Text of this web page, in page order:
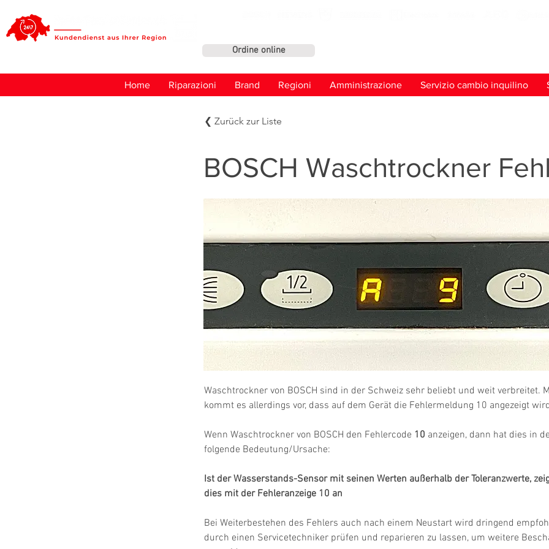
Ordine online
Home Riparazioni Brand Regioni Amministrazione Servizio cambio inquilino
❮ Zurück zur Liste
BOSCH Waschtrockner
Waschtrockner von BOSCH sind in der Schweiz sehr beliebt und weit verbreitet.
kommt es allerdings vor, dass auf dem Gerät die Fehlermeldung 10 angezeigt
Wenn Waschtrockner von BOSCH den Fehlercode 10 anzeigen, dann hat dies in
folgende Bedeutung/Ursache:
Ist der Wasserstands-Sensor mit seinen Werten außerhalb der Toleranzwerte,
dies mit der Fehleranzeige 10 an
Bei Weiterbestehen des Fehlers auch nach einem Neustart wird dringend
durch einen Servicetechniker prüfen und reparieren zu lassen, um weitere